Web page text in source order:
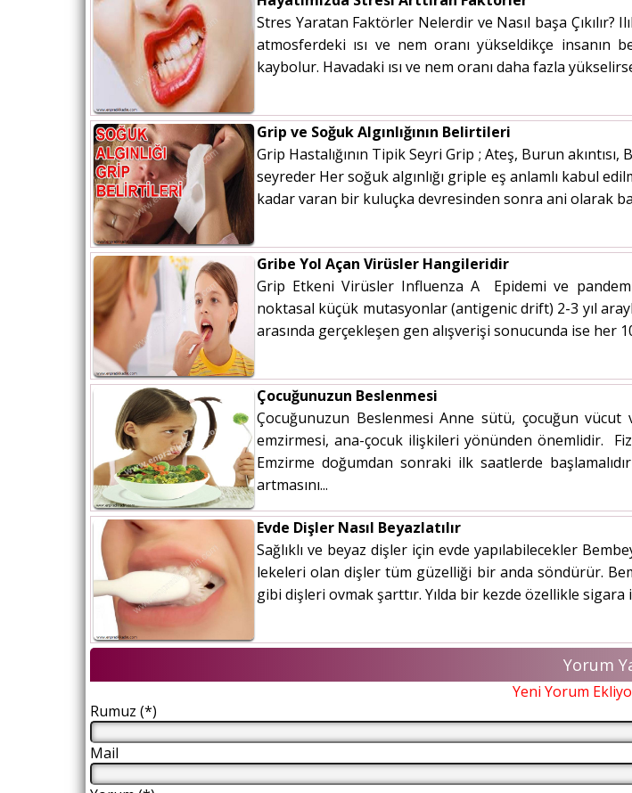
Stres Yaratan Faktörler Nelerdir ve Nasıl başa Çıkılır?
atmosferdeki ısı ve nem oranı yükseldikçe insanın
kaybolur. Havadaki ısı ve nem oranı daha fazla
Grip ve Soğuk Algınlığının Belirtileri
Grip Hastalığının Tipik Seyri Grip ; Ateş, Burun akıntısı,
seyreder Her soğuk algınlığı griple eş anlamlı kabul
kadar varan bir kuluçka devresinden sonra ani olarak
Gribe Yol Açan Virüsler Hangileridir
Grip Etkeni Virüsler Influenza A Epidemi ve
noktasal küçük mutasyonlar (antigenic drift) 2-3 yıl
arasında gerçekleşen gen alışverişi sonucunda ise her
Çocuğunuzun Beslenmesi
Çocuğunuzun Beslenmesi Anne sütü, çocuğun
emzirmesi, ana-çocuk ilişkileri yönünden önemlidir.
Emzirme doğumdan sonraki ilk saatlerde
artmasını...
Evde Dişler Nasıl Beyazlatılır
Sağlıklı ve beyaz dişler için evde yapılabilecekler
lekeleri olan dişler tüm güzelliği bir anda söndürür.
gibi dişleri ovmak şarttır. Yılda bir kezde özellikle
Yorum
Yeni Yorum
Rumuz (*)
Mail